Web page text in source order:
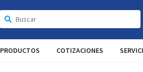
PRODUCTOS COTIZACIONES